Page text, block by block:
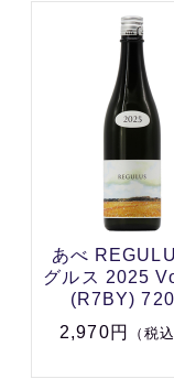
あべ
グルス 2025
(R7BY)
2,970円
（税